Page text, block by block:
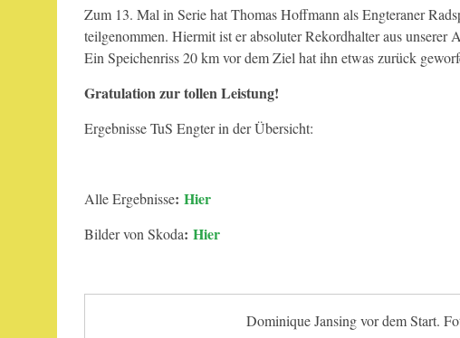
Zum 13. Mal in Serie hat Thomas Hoffmann als Engteraner
teilgenommen. Hiermit ist er absoluter Rekordhalter aus unserer
Ein Speichenriss 20 km vor dem Ziel hat ihn etwas zurück
Gratulation zur tollen Leistung!
Ergebnisse TuS Engter in der Übersicht:
Alle Ergebnisse: Hier
Bilder von Skoda: Hier
Dominique Jansing vor dem Start.